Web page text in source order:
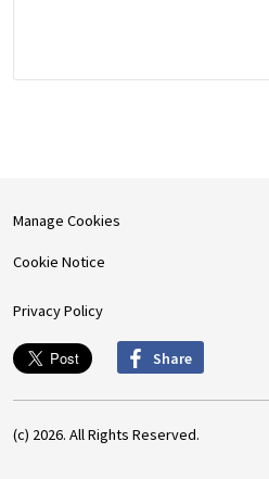
Manage Cookies
Cookie Notice
Privacy Policy
Share
(c) 2026. All Rights Reserved.